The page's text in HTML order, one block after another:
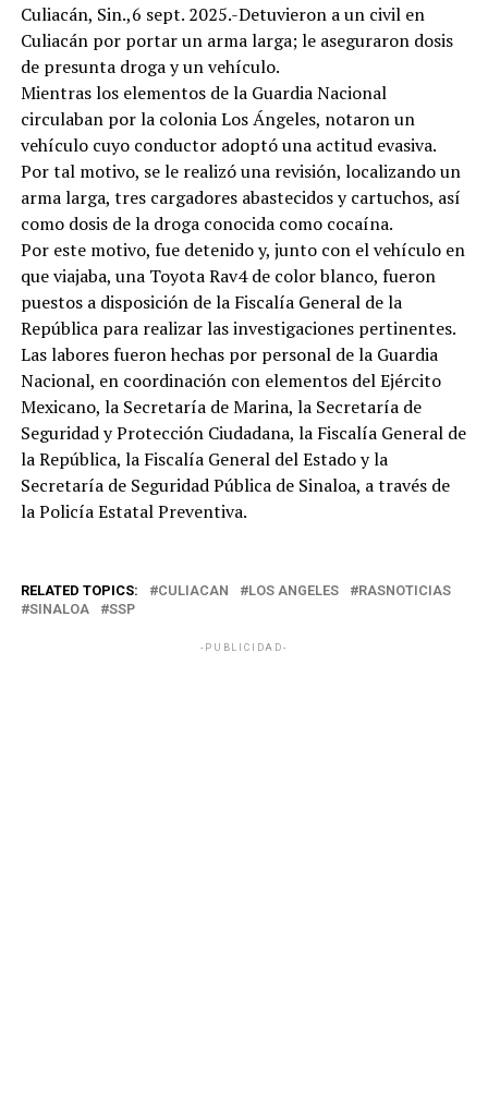
Culiacán, Sin.,6 sept. 2025.-Detuvieron a un civil en
Culiacán por portar un arma larga; le aseguraron dosis
de presunta droga y un vehículo.
Mientras los elementos de la Guardia Nacional
circulaban por la colonia Los Ángeles, notaron un
vehículo cuyo conductor adoptó una actitud evasiva.
Por tal motivo, se le realizó una revisión, localizando un
arma larga, tres cargadores abastecidos y cartuchos, así
como dosis de la droga conocida como cocaína.
Por este motivo, fue detenido y, junto con el vehículo en
que viajaba, una Toyota Rav4 de color blanco, fueron
puestos a disposición de la Fiscalía General de la
República para realizar las investigaciones pertinentes.
Las labores fueron hechas por personal de la Guardia
Nacional, en coordinación con elementos del Ejército
Mexicano, la Secretaría de Marina, la Secretaría de
Seguridad y Protección Ciudadana, la Fiscalía General de
la República, la Fiscalía General del Estado y la
Secretaría de Seguridad Pública de Sinaloa, a través de
la Policía Estatal Preventiva.
RELATED TOPICS: CULIACAN LOS ANGELES
RASNOTICIAS
SINALOA
SSP
-PUBLICIDAD-